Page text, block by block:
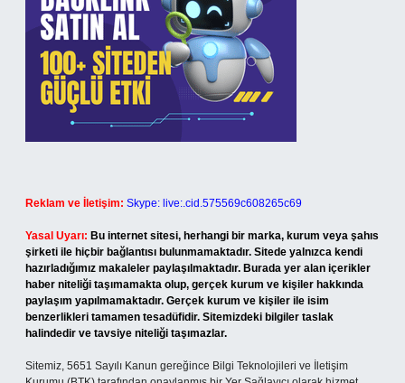
Reklam ve İletişim: Skype: live:.cid.575569c608265c69
Yasal Uyarı: Bu internet sitesi, herhangi bir marka, kurum veya şahıs
şirketi ile hiçbir bağlantısı bulunmamaktadır. Sitede yalnızca kendi
hazırladığımız makaleler paylaşılmaktadır. Burada yer alan içerikler
haber niteliği taşımamakta olup, gerçek kurum ve kişiler hakkında
paylaşım yapılmamaktadır. Gerçek kurum ve kişiler ile isim
benzerlikleri tamamen tesadüfidir. Sitemizdeki bilgiler taslak
halindedir ve tavsiye niteliği taşımazlar.
Sitemiz, 5651 Sayılı Kanun gereğince Bilgi Teknolojileri ve İletişim